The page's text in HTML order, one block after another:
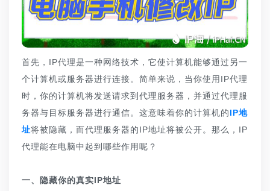
首先，IP代理是一种网络技术，它使计算机能够通过另一
个计算机或服务器进行连接。简单来说，当你使用IP代理
时，你的计算机将发送请求到代理服务器，并通过代理服
务器与目标服务器进行通信。这意味着你的计算机的IP地
址将被隐藏，而代理服务器的IP地址将被公开。那么，IP
代理能在电脑中起到哪些作用呢？
一、隐藏你的真实IP地址